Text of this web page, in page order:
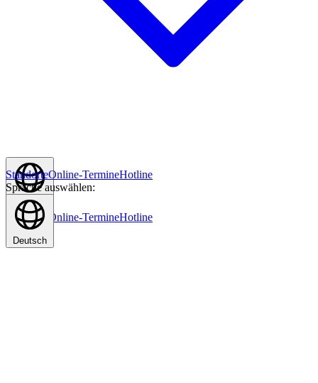
Deutsch
Standorte Online-TermineHotline
StandorteOnline-TermineHotline
Sprache auswählen:
Deutsch